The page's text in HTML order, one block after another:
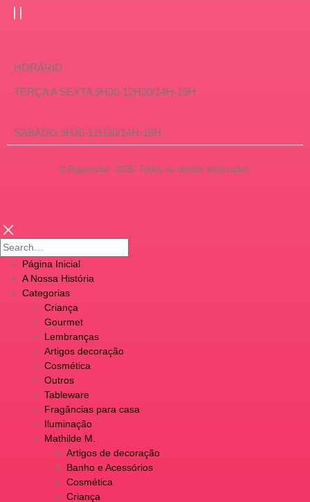
HORÁRIO
TERÇA A SEXTA 9H30-12H30/14H-19H
SÁBADO 9H30-12H30/14H-18H
© Raposodia - 2025. Todos os direitos reservados.
Página Inicial
A Nossa História
Categorias
Criança
Gourmet
Lembranças
Artigos decoração
Cosmética
Outros
Tableware
Fragâncias para casa
Iluminação
Mathilde M.
Artigos de decoração
Banho e Acessórios
Cosmética
Criança